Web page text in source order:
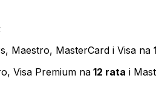
Maestro, MasterCard i Visa na
Visa Premium na 12 rata i